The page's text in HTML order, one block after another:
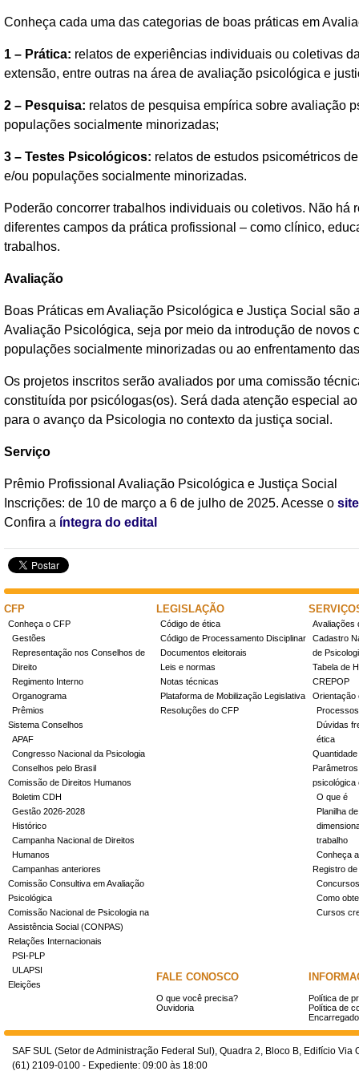
Conheça cada uma das categorias de boas práticas em
1 – Prática: relatos de experiências individuais ou coletivas
extensão, entre outras na área de avaliação psicológica e
2 – Pesquisa: relatos de pesquisa empírica sobre avaliação
populações socialmente minorizadas;
3 – Testes Psicológicos: relatos de estudos psicométricos
e/ou populações socialmente minorizadas.
Poderão concorrer trabalhos individuais ou coletivos. Não
diferentes campos da prática profissional – como clínico,
trabalhos.
Avaliação
Boas Práticas em Avaliação Psicológica e Justiça Social
Avaliação Psicológica, seja por meio da introdução de novos
populações socialmente minorizadas ou ao enfrentamento
Os projetos inscritos serão avaliados por uma comissão
constituída por psicólogas(os). Será dada atenção especial
para o avanço da Psicologia no contexto da justiça social.
Serviço
Prêmio Profissional Avaliação Psicológica e Justiça Social
Inscrições: de 10 de março a 6 de julho de 2025. Acesse o
Confira a íntegra do edital
CFP
Conheça o CFP
Gestões
Representação nos Conselhos de
Direito
Regimento Interno
Organograma
Prêmios
Sistema Conselhos
APAF
Congresso Nacional da Psicologia
Conselhos pelo Brasil
Comissão de Direitos Humanos
Boletim CDH
Gestão 2026-2028
Histórico
Campanha Nacional de Direitos
Humanos
Campanhas anteriores
Comissão Consultiva em Avaliação
Psicológica
Comissão Nacional de Psicologia na
Assistência Social (CONPAS)
Relações Internacionais
PSI-PLP
ULAPSI
Eleições
LEGISLAÇÃO
Código de ética
Código de Processamento Disciplinar
Documentos eleitorais
Leis e normas
Notas técnicas
Plataforma de Mobilização Legislativa
Resoluções do CFP
Avaliações
Cadastro
de
Tabela de
CREPOP
Orientação
Dúvidas
ética
psicológica
O que é
Planilha
trabalho
Conheça
Registro
Concursos
Como
Cursos
FALE CONOSCO
O que você precisa?
Ouvidoria
Política de
Política de
SAF SUL (Setor de Administração Federal Sul), Quadra 2, Bloco B, Edifício
(61) 2109-0100 - Expediente: 09:00 às 18:00